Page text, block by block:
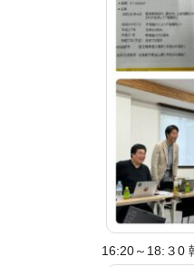
16:20～18:３0